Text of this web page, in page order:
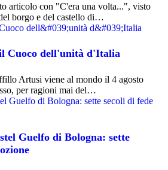
articolo con "C'era una volta...", visto
borgo e del castello di…
Cuoco dell'unità d'Italia
Artusi viene al mondo il 4 agosto
per ragioni mai del…
Guelfo di Bologna: sette